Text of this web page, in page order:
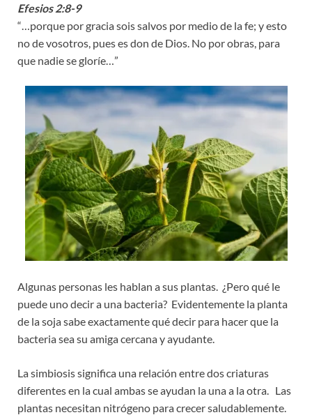
Efesios 2:8-9
“…porque por gracia sois salvos por medio de la fe; y esto
no de vosotros, pues es don de Dios. No por obras, para
que nadie se gloríe…”
Algunas personas les hablan a sus plantas. ¿Pero qué le
puede uno decir a una bacteria? Evidentemente la planta
de la soja sabe exactamente qué decir para hacer que la
bacteria sea su amiga cercana y ayudante.
La simbiosis significa una relación entre dos criaturas
diferentes en la cual ambas se ayudan la una a la otra. Las
plantas necesitan nitrógeno para crecer saludablemente.